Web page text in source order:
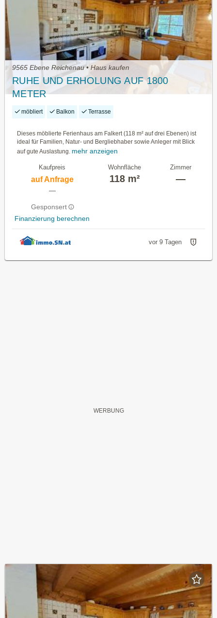
9565 Ebene Reichenau • Haus kaufen
RUHE UND ERHOLUNG AUF 1800
METER
möbliert Balkon Terrasse
Dieses möblierte Ferienhaus am Falkert (118 m² auf drei Ebenen) ist
ideal für Familien, Natur- und Bergliebhaber sowie Anleger mit Blick
auf gute Auslastung. mehr anzeigen
Kaufpreis
auf Anfrage
—
Gesponsert
Finanzierung berechnen
Wohnfläche
118 m²
Zimmer
—
vor 9 Tagen